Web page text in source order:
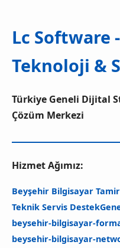
Lc Software
Teknoloji &
Türkiye Geneli Dijital
Çözüm Merkezi
Hizmet Ağımız:
Beyşehir Bilgisayar
Teknik Servis Destek
beysehir-bilgisayar-
beysehir-bilgisayar-